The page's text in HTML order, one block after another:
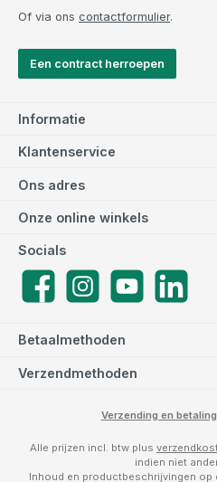
Of via ons contactformulier.
Een contract herroepen
Informatie
Klantenservice
Betaalmethoden
Verzendmethoden
Ons adres
Socials
FacebookInstagramYouTube
Onze online winkels
Verzending en betaling
Alle prijzen incl. btw plus
indien niet
Inhoud en productbeschrijvingen op